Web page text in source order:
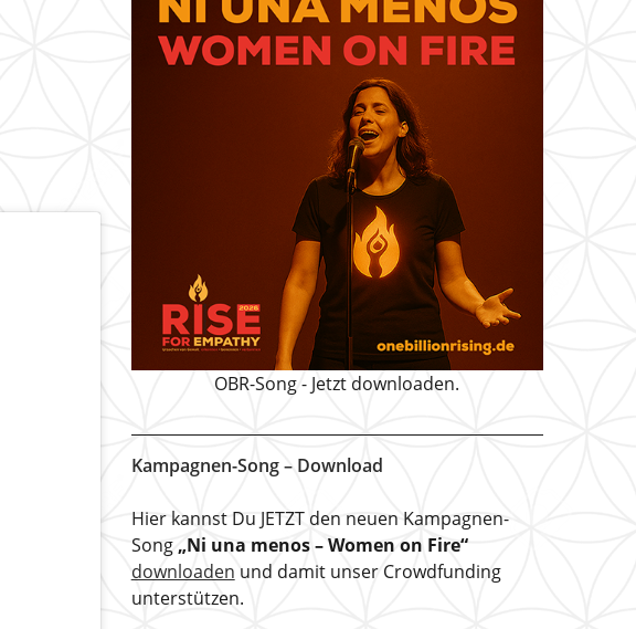
OBR-Song - Jetzt downloaden.
Kampagnen-Song – Download
Hier kannst Du JETZT den neuen Kampagnen-
Song „Ni una menos – Women on Fire“
downloaden und damit unser Crowdfunding
unterstützen.